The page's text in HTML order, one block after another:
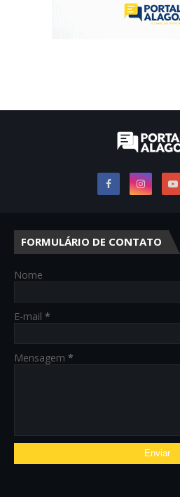
FORMULÁRIO DE CONTATO
Nome
E-mail *
Mensagem *